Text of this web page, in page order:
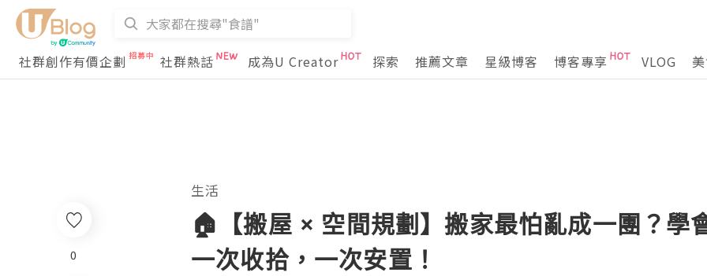
社群創作有價企劃 社群熱話 成為U Creator 探索 推薦文章 星級博客 博客專享 VLOG
0
生活
🏠【搬屋 × 空間規劃】搬家最怕亂成一團？學
一次收拾，一次安置！